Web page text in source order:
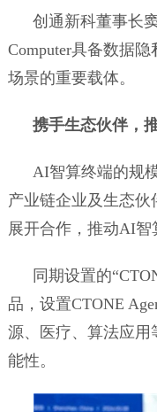
创通新科董事长
Computer具备数据
场景的重要载体。
携手生态伙伴，
AI智算终端的规
产业链企业及生态
展开合作，推动AI智
同期设置的
品，设置CTONE
源、医疗、算法应
能性。